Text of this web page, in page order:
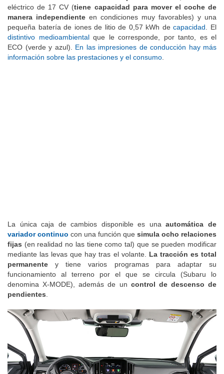
litros concuatro cilindros en disposiciónboxer, un motor
eléctrico de 17 CV (tiene capacidad para mover el coche de
manera independienteen condiciones muy favorables) y una
pequeña batería de iones de litio de 0,57 kWh decapacidad. El
distintivo medioambientalque le corresponde, por tanto, es el
ECO (verde y azul).En las impresiones de conducción hay más
La única caja de cambios disponible es unaautomática de
variador continuocon una función que simula ocho relaciones
fijas(en realidad no las tiene como tal) que se pueden modificar
mediante las levas que hay tras el volante.La tracción es total
permanentey tiene varios programas para adaptar su
funcionamiento al terreno por el que se circula (Subaru lo
denomina X-MODE), además de un